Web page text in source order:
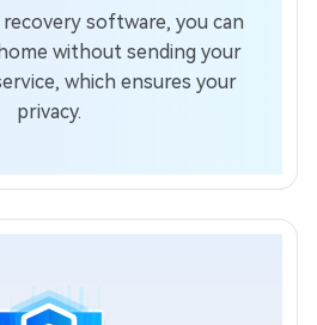
software, you can
without sending your
which ensures your
privacy.